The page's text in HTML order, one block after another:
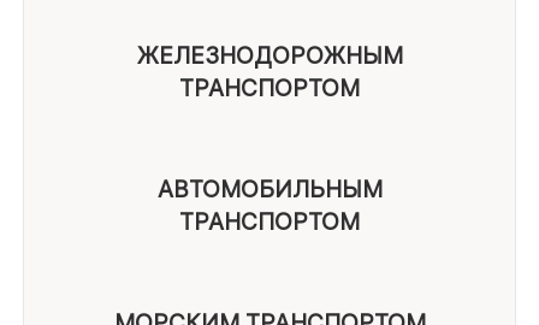
ЖЕЛЕЗНОДОРОЖНЫМ
ТРАНСПОРТОМ
АВТОМОБИЛЬНЫМ
ТРАНСПОРТОМ